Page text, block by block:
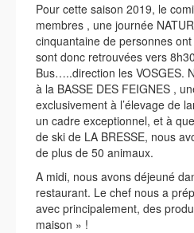
Pour cette saison 2019, le
membres , une journée
cinquantaine de personnes
sont donc retrouvées vers
Bus…..direction les VOSGES.
à la BASSE DES FEIGNES ,
exclusivement à l’élevage de
un cadre exceptionnel, et à
de ski de LA BRESSE, nous
de plus de 50 animaux.
A midi, nous avons déjeuné
restaurant. Le chef nous a
avec principalement, des
maison » !